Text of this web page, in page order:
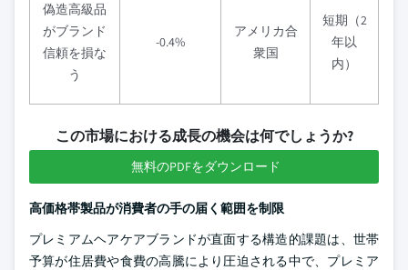
偽造高級品
がブランド
信頼を損な
う
-0.4%
アメリカ合
衆国
短期（2
年以
内）
この市場における成長の機会は何でしょうか?
無料のPDFをダウンロード
高価格帯製品が消費者の手の届く範囲を制限
プレミアムヘアケアブランドが直面する構造的課題は、世帯
予算が住居費や食費の高騰により圧迫される中で、プレミア